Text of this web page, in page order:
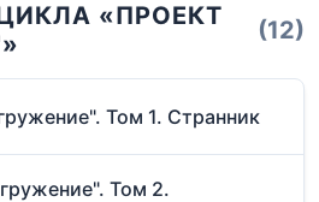
«ПРОЕКТ
(12)
Том 1. Странник
Том 2.